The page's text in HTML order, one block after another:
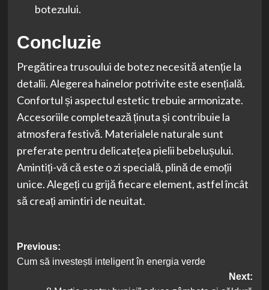
botezului.
Concluzie
Pregătirea trusoului de botez necesită atenție la
detalii. Alegerea hainelor potrivite este esențială.
Confortul și aspectul estetic trebuie armonizate.
Accesoriile completează ținuta și contribuie la
atmosfera festivă. Materialele naturale sunt
preferate pentru delicatețea pielii bebelușului.
Amintiți-vă că este o zi specială, plină de emoții
unice. Alegeți cu grijă fiecare element, astfel încât
să creați amintiri de neuitat.
Post
navigation
Previous:
Cum să investești inteligent în energia verde
Next: